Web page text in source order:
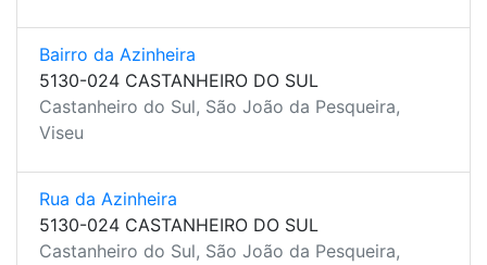
Bairro da Azinheira
5130-024 CASTANHEIRO DO SUL
Castanheiro do Sul, São João da Pesqueira,
Viseu
Rua da Azinheira
5130-024 CASTANHEIRO DO SUL
Castanheiro do Sul, São João da Pesqueira,